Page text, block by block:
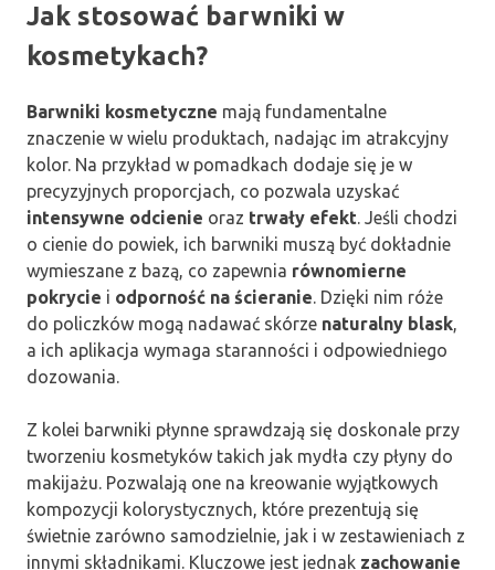
Jak stosować barwniki w
kosmetykach?
Barwniki kosmetyczne mają fundamentalne
znaczenie w wielu produktach, nadając im atrakcyjny
kolor. Na przykład w pomadkach dodaje się je w
precyzyjnych proporcjach, co pozwala uzyskać
intensywne odcienie oraz trwały efekt. Jeśli chodzi
o cienie do powiek, ich barwniki muszą być dokładnie
wymieszane z bazą, co zapewnia równomierne
pokrycie i odporność na ścieranie. Dzięki nim róże
do policzków mogą nadawać skórze naturalny blask,
a ich aplikacja wymaga staranności i odpowiedniego
dozowania.
Z kolei barwniki płynne sprawdzają się doskonale przy
tworzeniu kosmetyków takich jak mydła czy płyny do
makijażu. Pozwalają one na kreowanie wyjątkowych
kompozycji kolorystycznych, które prezentują się
świetnie zarówno samodzielnie, jak i w zestawieniach z
innymi składnikami. Kluczowe jest jednak zachowanie